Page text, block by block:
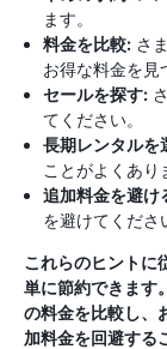
ます。
料金を比較: さ
お得な料金を見
セールを探す:
てください。
長期レンタルを
ことがよくあり
追加料金を避け
を避けてくださ
これらのヒントに
単に節約できます
の料金を比較し、
加料金を回避する